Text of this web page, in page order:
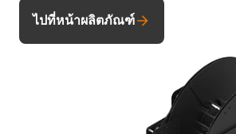
ไปที่หน้าผลิตภัณฑ์